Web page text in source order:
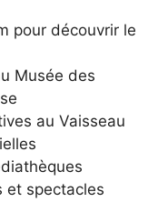
pour découvrir le
Musée des
au Vaisseau
et spectacles